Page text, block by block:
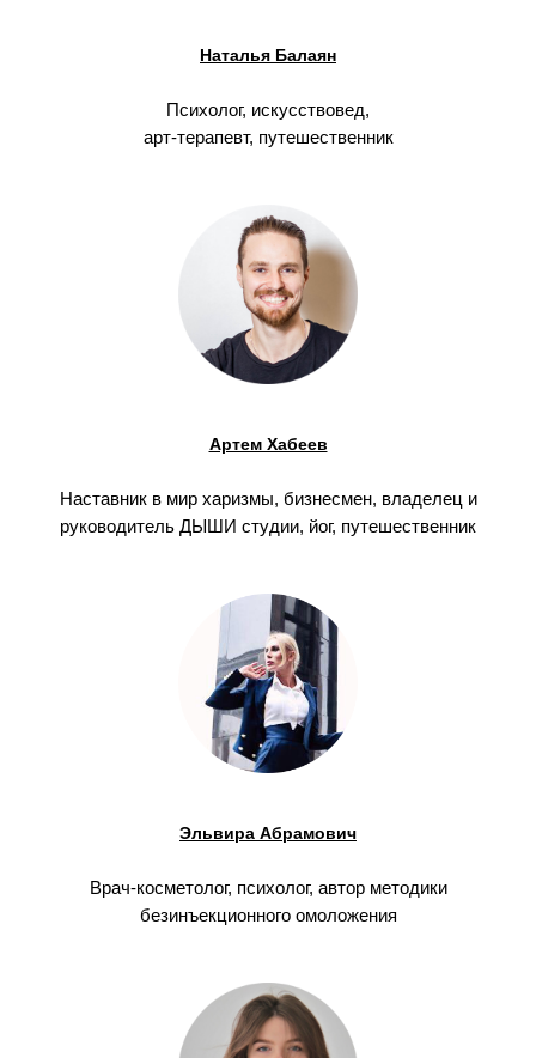
Наталья Балаян
Психолог, искусствовед,
арт-терапевт, путешественник
Артем Хабеев
Наставник в мир харизмы, бизнесмен, владелец и
руководитель ДЫШИ студии, йог, путешественник
Эльвира Абрамович
Врач-косметолог, психолог, автор методики
безинъекционного омоложения